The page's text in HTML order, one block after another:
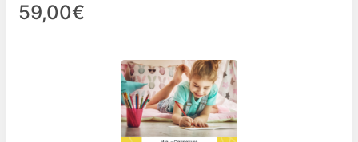
59,00€